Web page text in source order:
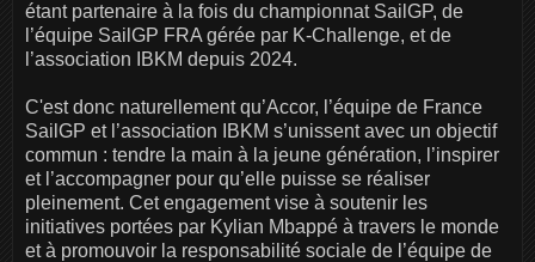
étant partenaire à la fois du championnat SailGP, de
l’équipe SailGP FRA gérée par K-Challenge, et de
l’association IBKM depuis 2024.
C'est donc naturellement qu’Accor, l’équipe de France
SailGP et l’association IBKM s’unissent avec un objectif
commun : tendre la main à la jeune génération, l’inspirer
et l’accompagner pour qu’elle puisse se réaliser
pleinement. Cet engagement vise à soutenir les
initiatives portées par Kylian Mbappé à travers le monde
et à promouvoir la responsabilité sociale de l’équipe de